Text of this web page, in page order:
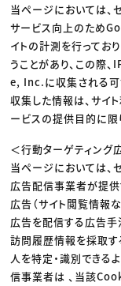
当ページにおいては
サービス向上のため
イトの計測を行ってお
うことがあり、この際
e, Inc.に収集される可
収集した情報は、サイ
ービスの提供目的に限
＜行動ターゲティング
当ページにおいては
広告配信事業者が提供
広告（サイト閲覧情報
広告を配信する広告手
訪問履歴情報を採取す
人を特定・識別できる
信事業者は 、当該